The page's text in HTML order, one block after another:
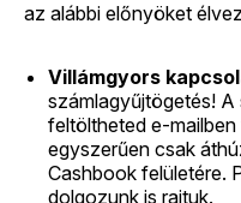
az alábbi előnyöket
Villámgyors
számlagyűjtögetés!
feltöltheted e-
egyszerűen csak
Cashbook felületére.
dolgozunk is rajtuk.